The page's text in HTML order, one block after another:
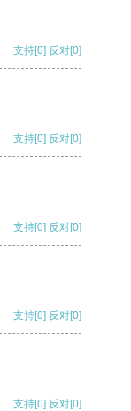
支持[0] 反对[0]
支持[0] 反对[0]
支持[0] 反对[0]
支持[0] 反对[0]
支持[0] 反对[0]